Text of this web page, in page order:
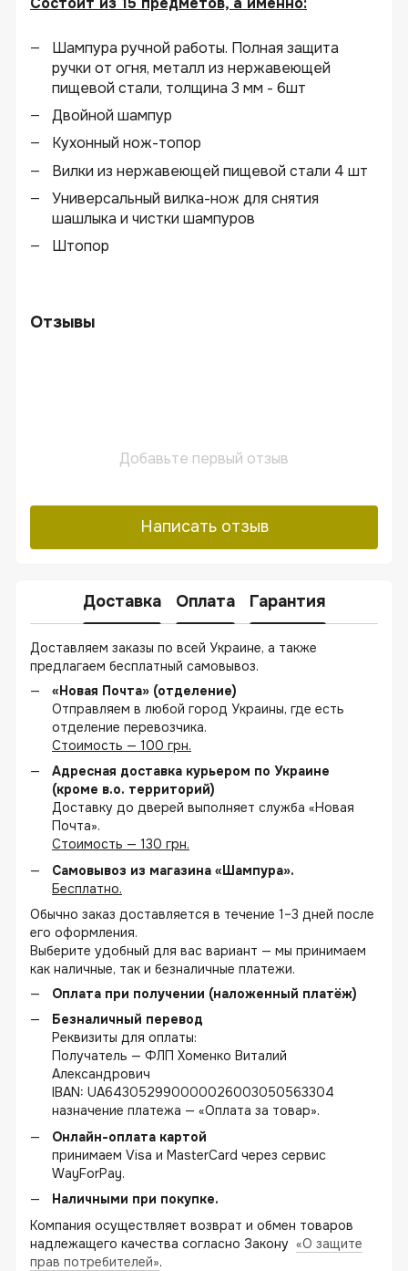
Шампура ручной работы. Полная защита
ручки от огня, металл из нержавеющей
пищевой стали, толщина 3 мм - 6шт
Двойной шампур
Кухонный нож-топор
Вилки из нержавеющей пищевой стали 4 шт
Универсальный вилка-нож для снятия
шашлыка и чистки шампуров
Штопор
Отзывы
Добавьте первый отзыв
Написать отзыв
Доставка Оплата Гарантия
Доставляем заказы по всей Украине, а также
предлагаем бесплатный самовывоз.
«Новая Почта» (отделение)
Отправляем в любой город Украины, где есть
отделение перевозчика.
Стоимость — 100 грн.
Адресная доставка курьером по Украине
(кроме в.о. территорий)
Доставку до дверей выполняет служба «Новая
Почта».
Стоимость — 130 грн.
Самовывоз из магазина «Шампура».
Бесплатно.
Обычно заказ доставляется в течение 1–3 дней после
его оформления.
Выберите удобный для вас вариант — мы принимаем
как наличные, так и безналичные платежи.
Оплата при получении (наложенный платёж)
Безналичный перевод
Реквизиты для оплаты:
Получатель — ФЛП Хоменко Виталий
Александрович
IBAN: UA643052990000026003050563304
назначение платежа — «Оплата за товар».
Онлайн-оплата картой
принимаем Visa и MasterCard через сервис
WayForPay.
Наличными при покупке.
Компания осуществляет возврат и обмен товаров
надлежащего качества согласно Закону «О защите
прав потребителей».